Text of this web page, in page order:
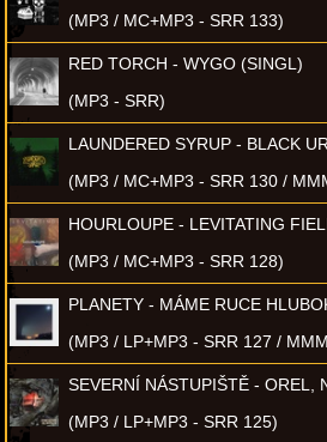
(MP3 / MC+MP3 - SRR 133)
RED TORCH - WYGO (SINGL)
(MP3 - SRR)
LAUNDERED SYRUP - BLACK
(MP3 / MC+MP3 - SRR 130 /
HOURLOUPE - LEVITATING
(MP3 / MC+MP3 - SRR 128)
PLANETY - MÁME RUCE
(MP3 / LP+MP3 - SRR 127 /
SEVERNÍ NÁSTUPIŠTĚ - OREL,
(MP3 / LP+MP3 - SRR 125)